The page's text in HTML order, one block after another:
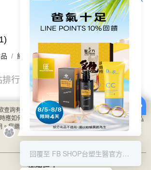
維生素系列 緩釋B群雙層錠
排行
查詢有關本網站使用 cookie 方式之詳情，及若您不希
應如何變更電腦的 cookie 設定，請參閱本網站「
隱私
。您繼續使用本網站即表示您同意本公司得按本網站使
用 cookie。
我知道了
8/5-8/8 LINE POINT回饋10%
回覆至 FB SHOP台塑生醫官方商城